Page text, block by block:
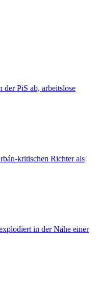
PiS ab, arbeitslose
kritischen Richter als
in der Nähe einer